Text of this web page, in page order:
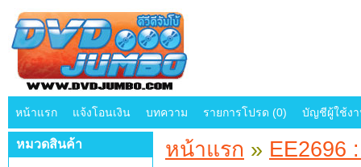
หน้าแรก แจ้งโอนเงิน บทความ รายการโปรด (0) บัญชีผู้ใช้ง
หมวดสินค้า หน้าแรก » EE2696